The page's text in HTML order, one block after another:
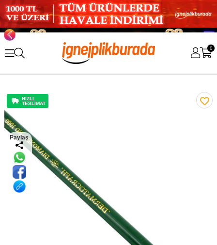
0
HIZLI
TESLİMAT
Paylaş